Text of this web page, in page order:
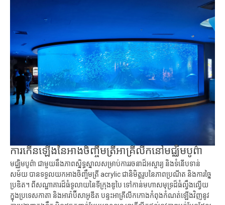
ការកើនឡើងនៃអាងចិញ្ចឹមត្រីអាគ្រីលីកនៅមជ្ឈិមបូព៌ា
មជ្ឈិមបូព៌ា ជាមួយនឹងភាពស្និទ្ធស្នាលសម្រាប់ការរចនាដ៏អស្ចារ្យ និងទំនើបទាន់
សម័យ បានទទួលយកអាងចិញ្ចឹមត្រី acrylic ជានិមិត្តរូបនៃភាពប្រណីត និងការច្នៃ
ប្រឌិត។ ពីសណ្ឋាគារដ៏ធំទូលាយនៃទីក្រុងឌូបៃ ទៅកាន់មហាសមុទ្រដ៏ធំល្វឹងល្វើយ
ក្នុងប្រទេសកាតា និងអារ៉ាប៊ីសាអូឌីត បន្ទះអាគ្រីលីកកោងកំពុងកំណត់ឡើងវិញនូវ